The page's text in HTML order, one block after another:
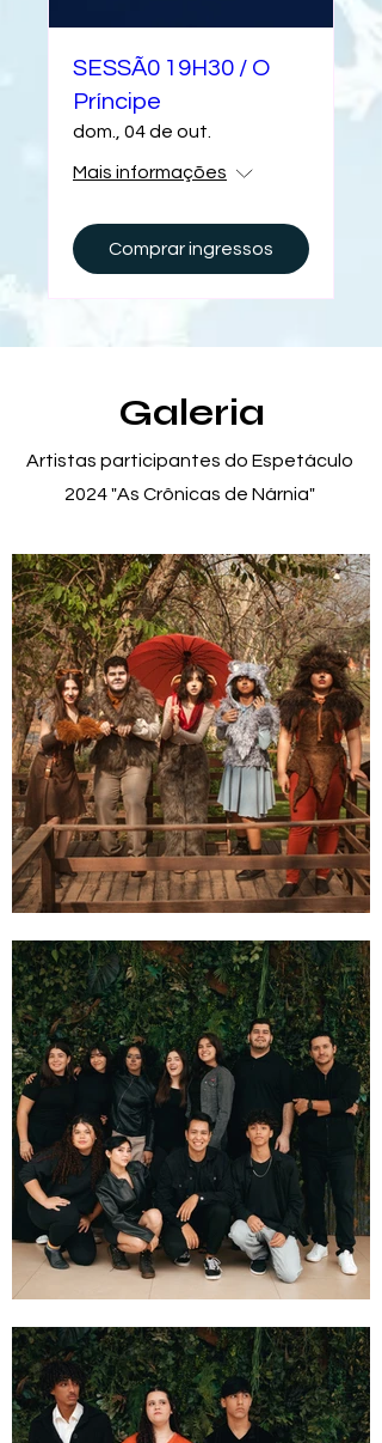
SESSÃ0 19H30 / O
Príncipe
dom., 04 de out.
Mais informações
Comprar ingressos
Galeria
Artistas participantes do Espetáculo
2024 "As Crônicas de Nárnia"